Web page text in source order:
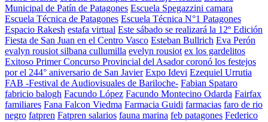
Municipal de Patín de Patagones Escuela Spegazzini camara
Escuela Técnica de Patagones Escuela Técnica N°1 Patagones
Espacio Rakesh estafa virtual Este sábado se realizará la 12º Edición
Fiesta de San Juan en el Centro Vasco Esteban Bullrich Eva Perón
evalyn rousiot silbana cullumilla evelyn rousiot ex los gardelitos
Exitoso Primer Concurso Provincial del Asador coronó los festejos
por el 244° aniversario de San Javier Expo Idevi Ezequiel Urrutia
FAB -Festival de Audiovisuales de Bariloche- Fabian Spataro
fabricio balogh Facundo López Facundo Montecino Odarda Fairfax
familiares Fana Falcon Viedma Farmacia Guidi farmacias faro de rio
negro fatpren Fatpren salarios fauna marina feb patagones Federico